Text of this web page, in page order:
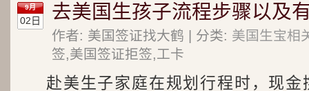
9月
02日 去美国生孩子流程步骤以及
作者: 美国签证找大鹤 | 分类: 美国生宝相
签,美国签证拒签,工卡
赴美生子家庭在规划行程时，现